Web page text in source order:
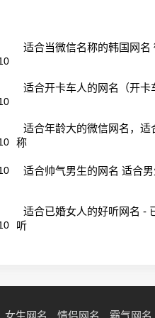
适合当微信名称的韩国网名
适合开卡车人的网名（开卡
适合年龄大的微信网名，适
称
适合帅气男生的网名 适合
适合已婚女人的好听网名 -
听
女生网名 情侣网名 霸气网名